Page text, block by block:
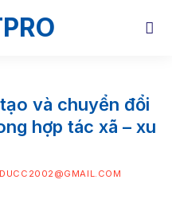
và chuyển đổi
hợp tác xã – xu